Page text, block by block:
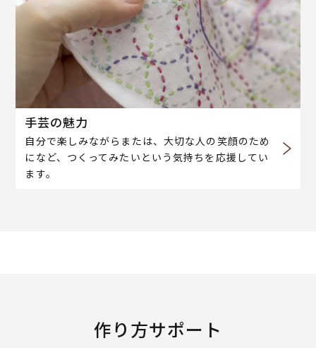
手芸の魅力
自分で楽しみながらまたは、大切な人の笑顔のため
になど、つくってみたいという気持ちを応援してい
ます。
作り方サポート